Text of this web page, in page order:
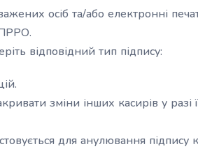
осіб та/або електронні
відповідний тип підпису:
зміни інших касирів у разі
для анулювання підпису